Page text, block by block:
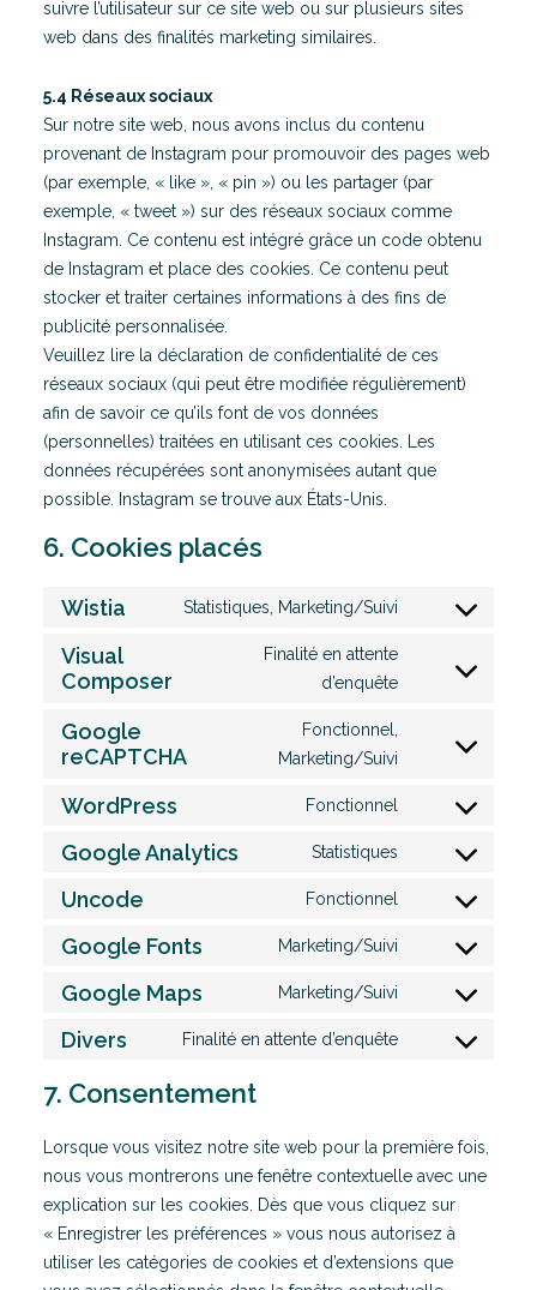
suivre l’utilisateur sur ce site web ou sur plusieurs sites
web dans des finalités marketing similaires.
5.4 Réseaux sociaux
Sur notre site web, nous avons inclus du contenu
provenant de Instagram pour promouvoir des pages web
(par exemple, « like », « pin ») ou les partager (par
exemple, « tweet ») sur des réseaux sociaux comme
Instagram. Ce contenu est intégré grâce un code obtenu
de Instagram et place des cookies. Ce contenu peut
stocker et traiter certaines informations à des fins de
publicité personnalisée.
Veuillez lire la déclaration de confidentialité de ces
réseaux sociaux (qui peut être modifiée régulièrement)
afin de savoir ce qu’ils font de vos données
(personnelles) traitées en utilisant ces cookies. Les
données récupérées sont anonymisées autant que
possible. Instagram se trouve aux États-Unis.
6. Cookies placés
Wistia Statistiques, Marketing/Suivi
Consent
service
Visual
Composer
Finalité en attente
d’enquête
Consent
service
composer
Google
reCAPTCHA
Fonctionnel,
Marketing/Suivi
Consent
service
google-
WordPress Fonctionnel
Consent
wordpress
Google Analytics Statistiques
Consent
google-
analytics
Uncode Fonctionnel
Consent
uncode
Google Fonts Marketing/Suivi
Consent
google-
Google Maps Marketing/Suivi
Consent
Divers Finalité en attente d’enquête
Consent
divers
7. Consentement
Lorsque vous visitez notre site web pour la première fois,
nous vous montrerons une fenêtre contextuelle avec une
explication sur les cookies. Dès que vous cliquez sur
« Enregistrer les préférences » vous nous autorisez à
utiliser les catégories de cookies et d’extensions que